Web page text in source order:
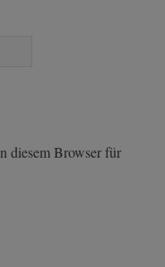
diesem Browser für